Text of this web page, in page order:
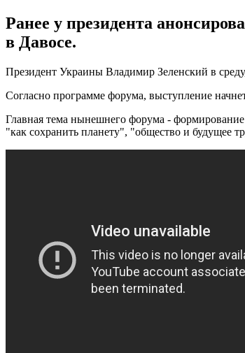
Ранее у президента
в Давосе.
Президент Украины Владимир Зеленский в
Согласно программе форума, выступление
Главная тема нынешнего форума - формирование
"как сохранить планету", "общество и будущее